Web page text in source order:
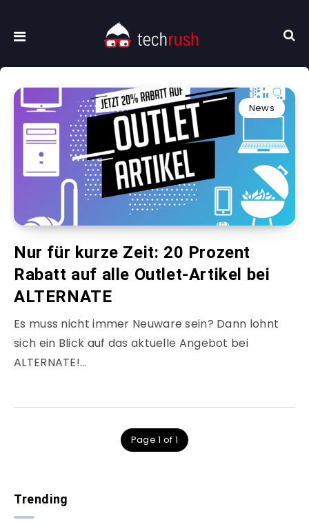
News
Nur für kurze Zeit: 20 Prozent
Rabatt auf alle Outlet-Artikel bei
ALTERNATE
Es muss nicht immer Neuware sein? Dann lohnt
sich ein Blick auf das aktuelle Angebot bei
ALTERNATE!…
Page 1 of 1
Trending